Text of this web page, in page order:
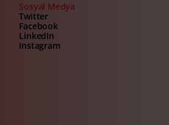
Sosyal Medya
Twitter
Facebook
LinkedIn
Instagram